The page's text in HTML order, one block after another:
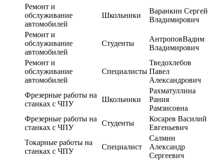
Ремонт и
обслуживание
автомобилей
Школьники
Варанкин Сергей
Владимирович
Ремонт и
обслуживание
автомобилей
Студенты
АнтроповВадим
Владимирович
Ремонт и
обслуживание
автомобилей
Специалисты
Тведохлебов
Павел
Александрович
Фрезерные работы на
станках с ЧПУ
Школьники
Рахматуллина
Рания
Рамзисовна
Фрезерные работы на
станках с ЧПУ
Студенты
Косарев Василий
Евгеньевич
Токарные работы на
станках с ЧПУ
Специалист
Салмин
Александр
Сергеевич